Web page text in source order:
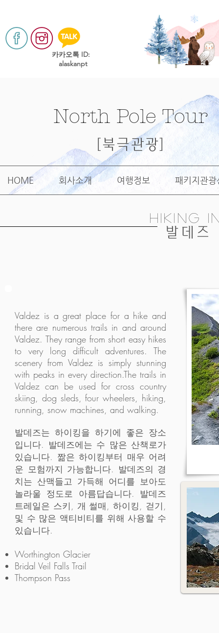
​카카오톡 ID:
alaskanpt
North Pole Tour
[북극관광]
hiking
발데
Valdez is a great place for a hike and
there are numerous trails in and around
Valdez. They range from short easy hikes
to very long difficult adventures. The
scenery from Valdez is simply stunning
with peaks in every direction.The trails in
Valdez can be used for cross country
skiing, dog sleds, four wheelers, hiking,
running, snow machines, and walking.
발데즈는 하이킹을 하기에 좋은 장소
입니다. 발데즈에는 수 많은 산책로가
있습니다. 짦은 하이킹부터 매우 어려
운 모험까지 가능합니다. 발데즈의 경
치는 산맥들고 가득해 어디를 보아도
놀라울 정도로 아름답습니다. 발데즈
트레일은 스키, 개 썰매, 하이킹, 걷기,
및 수 많은 액티비티를 위해 사용할 수
있습니다.
Worthington Glacier
Bridal Veil Falls Trail
Thompson Pass
HOME 회사소개 여행정보 패키지관광